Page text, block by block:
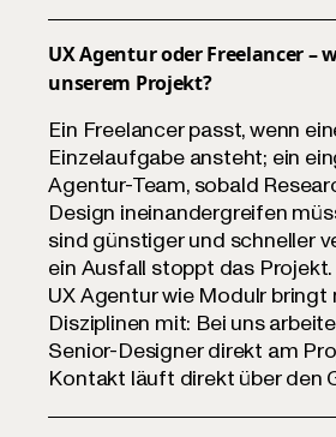
UX Agentur oder Freelancer –
unserem Projekt?
Ein Freelancer passt, wenn
Einzelaufgabe ansteht; ein
Agentur-Team, sobald
Design ineinandergreifen
sind günstiger und schneller
ein Ausfall stoppt das
UX Agentur wie Modulr bringt
Disziplinen mit: Bei uns
Senior-Designer direkt am
Kontakt läuft direkt über den